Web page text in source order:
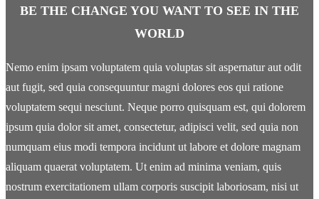
BE THE CHANGE YOU WANT TO SEE IN THE
WORLD
Nemo enim ipsam voluptatem quia voluptas sit aspernatur aut odit
aut fugit, sed quia consequuntur magni dolores eos qui ratione
voluptatem sequi nesciunt. Neque porro quisquam est, qui dolorem
ipsum quia dolor sit amet, consectetur, adipisci velit, sed quia non
numquam eius modi tempora incidunt ut labore et dolore magnam
aliquam quaerat voluptatem. Ut enim ad minima veniam, quis
nostrum exercitationem ullam corporis suscipit laboriosam, nisi ut